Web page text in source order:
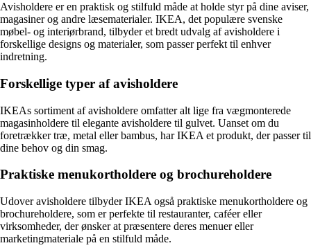
Avisholdere er en praktisk og stilfuld måde at holde styr på dine aviser,
magasiner og andre læsematerialer. IKEA, det populære svenske
møbel- og interiørbrand, tilbyder et bredt udvalg af avisholdere i
forskellige designs og materialer, som passer perfekt til enhver
indretning.
Forskellige typer af avisholdere
IKEAs sortiment af avisholdere omfatter alt lige fra vægmonterede
magasinholdere til elegante avisholdere til gulvet. Uanset om du
foretrækker træ, metal eller bambus, har IKEA et produkt, der passer til
dine behov og din smag.
Praktiske menukortholdere og brochureholdere
Udover avisholdere tilbyder IKEA også praktiske menukortholdere og
brochureholdere, som er perfekte til restauranter, caféer eller
virksomheder, der ønsker at præsentere deres menuer eller
marketingmateriale på en stilfuld måde.